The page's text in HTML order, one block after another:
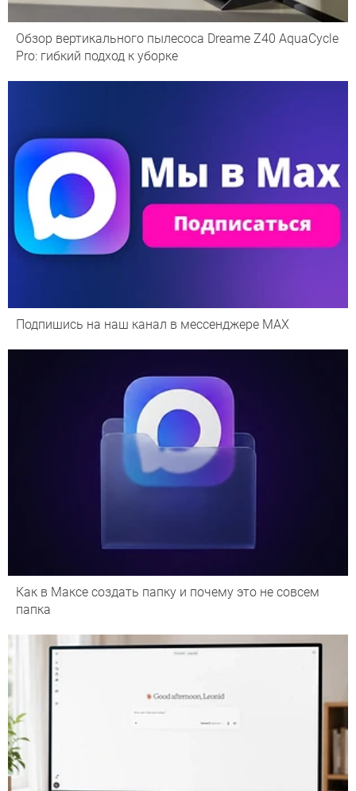
Обзор вертикального пылесоса Dreame Z40 AquaCycle
Pro: гибкий подход к уборке
Подпишись на наш канал в мессенджере МАХ
Как в Максе создать папку и почему это не совсем
папка